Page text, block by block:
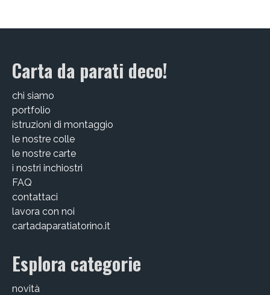
Alessandro Bulgini
Chen Li
Enrico T. De Paris
Nicolas Galtier
Victor Kastelic
Carta da parati deco!
chi siamo
portfolio
istruzioni di montaggio
le nostre colle
le nostre carte
i nostri inchiostri
FAQ
contattaci
lavora con noi
cartadaparatiatorino.it
Esplora categorie
novità